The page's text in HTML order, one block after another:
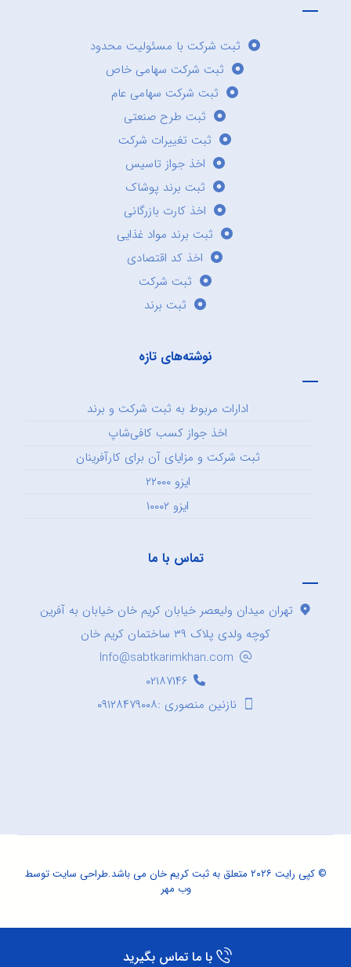
ثبت شرکت با مسئولیت محدود
ثبت شرکت سهامی خاص
ثبت شرکت سهامی عام
ثبت طرح صنعتی
ثبت تغییرات شرکت
اخذ جواز تاسیس
ثبت برند پوشاک
اخذ کارت بازرگانی
ثبت برند مواد غذایی
اخذ کد اقتصادی
ثبت شرکت
ثبت برند
نوشته‌های تازه
ادارات مربوط به ثبت شرکت و برند
اخذ جواز کسب کافی‌شاپ
ثبت شرکت و مزایای آن برای کارآفرینان
ایزو ۲۲۰۰۰
ایزو ۱۰۰۰۲
تماس با ما
تهران میدان ولیعصر خیابان کریم خان خیابان به آفرین
کوچه ولدی پلاک ۳۹ ساختمان کریم خان
Info@sabtkarimkhan.com
۰۲۱۸۷۱۴۶
نازنین منصوری :۰۹۱۲۸۴۷۹۰۰۸
© کپی رایت ۲۰۲۶ متعلق به ثبت کریم خان می باشد. طراحی سایتتوسط
وب مهر
با ما تماس بگیرید